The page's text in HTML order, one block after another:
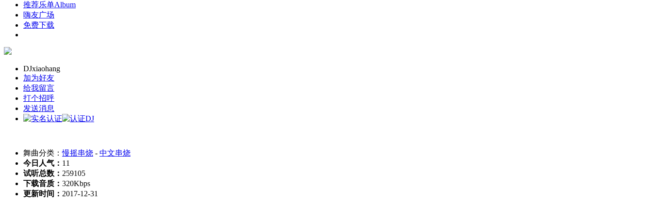
推荐乐单Album
嗨友广场
免费下载
DJxiaohang
加为好友
给我留言
打个招呼
发送消息
舞曲分类：慢摇串烧 - 中文串烧
今日人气： 11
试听总数： 259105
下载音质： 320Kbps
更新时间： 2017-12-31